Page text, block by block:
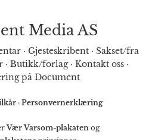
Media AS
· Gjesteskribent · Sakset/fra
· Butikk/forlag· Kontakt oss·
på Document
· Personvernerklæring
Vær Varsom-plakatenog